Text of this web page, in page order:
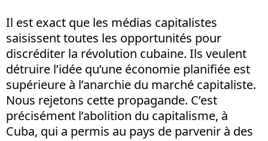
Il est exact que les médias capitalistes
saisissent toutes les opportunités pour
discréditer la révolution cubaine. Ils veulent
détruire l’idée qu’une économie planifiée est
supérieure à l’anarchie du marché capitaliste.
Nous rejetons cette propagande. C’est
précisément l’abolition du capitalisme, à
Cuba, qui a permis au pays de parvenir à des